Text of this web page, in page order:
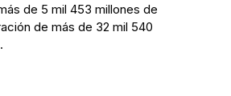
de 5 mil 453 millones de
de más de 32 mil 540